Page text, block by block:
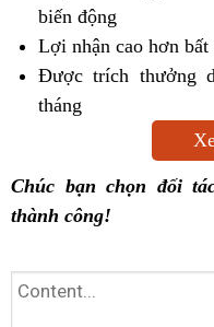
biến động
Lợi nhận cao hơn
Được trích thưởng
tháng
Chúc bạn chọn đối
thành công!